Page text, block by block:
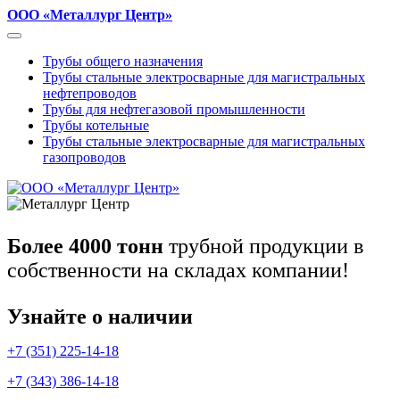
ООО «Металлург Центр»
Трубы общего назначения
Трубы стальные электросварные для магистральных
нефтепроводов
Трубы для нефтегазовой промышленности
Трубы котельные
Трубы стальные электросварные для магистральных
газопроводов
Более 4000 тонн трубной продукции в
собственности на складах компании!
Узнайте о наличии
+7 (351) 225-14-18
+7 (343) 386-14-18